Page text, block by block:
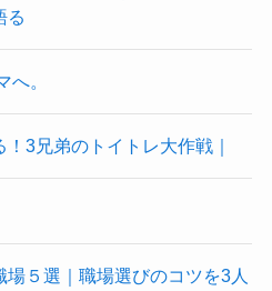
る
。
3兄弟のトイトレ大作戦｜
５選｜職場選びのコツを3人